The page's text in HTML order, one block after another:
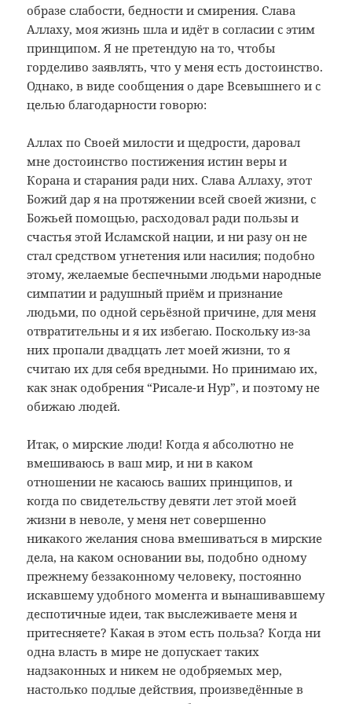
образе слабости, бедности и смирения. Слава
Аллаху, моя жизнь шла и идёт в согласии с этим
принципом. Я не претендую на то, чтобы
горделиво заявлять, что у меня есть достоинство.
Однако, в виде сообщения о даре Всевышнего и с
целью благодарности говорю:
Аллах по Своей милости и щедрости, даровал
мне достоинство постижения истин веры и
Корана и старания ради них. Слава Аллаху, этот
Божий дар я на протяжении всей своей жизни, с
Божьей помощью, расходовал ради пользы и
счастья этой Исламской нации, и ни разу он не
стал средством угнетения или насилия; подобно
этому, желаемые беспечными людьми народные
симпатии и радушный приём и признание
людьми, по одной серьёзной причине, для меня
отвратительны и я их избегаю. Поскольку из-за
них пропали двадцать лет моей жизни, то я
считаю их для себя вредными. Но принимаю их,
как знак одобрения “Рисале-и Нур”, и поэтому не
обижаю людей.
Итак, о мирские люди! Когда я абсолютно не
вмешиваюсь в ваш мир, и ни в каком
отношении не касаюсь ваших принципов, и
когда по свидетельству девяти лет этой моей
жизни в неволе, у меня нет совершенно
никакого желания снова вмешиваться в мирские
дела, на каком основании вы, подобно одному
прежнему беззаконному человеку, постоянно
искавшему удобного момента и вынашивавшему
деспотичные идеи, так выслеживаете меня и
притесняете? Какая в этом есть польза? Когда ни
одна власть в мире не допускает таких
надзаконных и никем не одобряемых мер,
настолько подлые действия, произведённые в